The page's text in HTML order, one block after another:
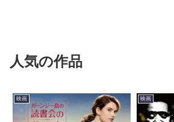
人気の作品
映画 映画